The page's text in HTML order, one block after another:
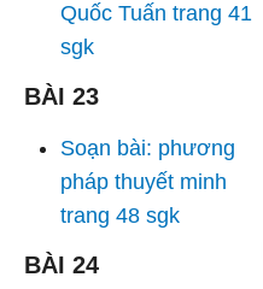
Quốc Tuấn trang 41
sgk
BÀI 23
Soạn bài: phương
pháp thuyết minh
trang 48 sgk
BÀI 24